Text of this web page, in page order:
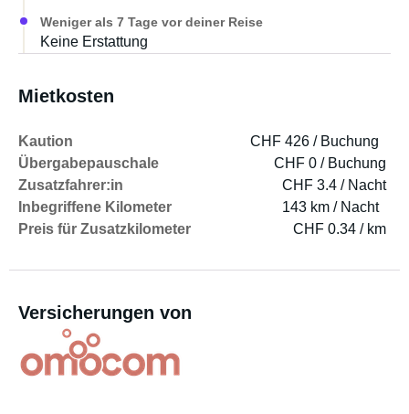
Weniger als 7 Tage vor deiner Reise
Keine Erstattung
Mietkosten
Kaution
CHF 426 / Buchung
Übergabepauschale
CHF 0 / Buchung
Zusatzfahrer:in
CHF 3.4 / Nacht
Inbegriffene Kilometer
143 km / Nacht
Preis für Zusatzkilometer
CHF 0.34 / km
Versicherungen von